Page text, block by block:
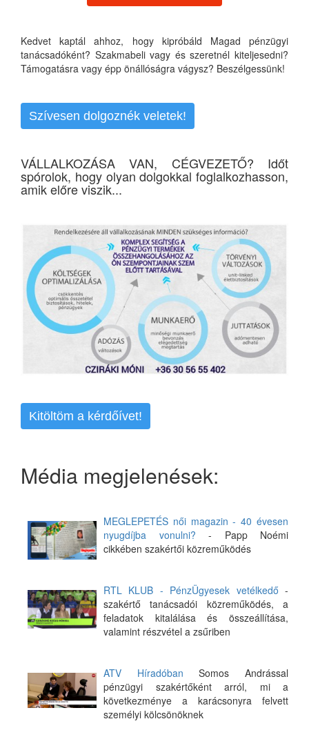
Kedvet kaptál ahhoz, hogy kipróbáld Magad pénzügyi
tanácsadóként? Szakmabeli vagy és szeretnél kiteljesedni?
Támogatásra vagy épp önállóságra vágysz? Beszélgessünk!
Szívesen dolgoznék veletek!
VÁLLALKOZÁSA VAN, CÉGVEZETŐ? Időt
spórolok, hogy olyan dolgokkal foglalkozhasson,
amik előre viszik...
Kitöltöm a kérdőívet!
Média megjelenések:
MEGLEPETÉS női magazin - 40 évesen
nyugdíjba vonulni? - Papp Noémi
cikkében szakértői közreműködés
RTL KLUB - PénzÜgyesek vetélkedő -
szakértő tanácsadói közreműködés, a
feladatok kitalálása és összeállítása,
valamint részvétel a zsűriben
ATV Híradóban Somos Andrással
pénzügyi szakértőként arról, mi a
következménye a karácsonyra felvett
személyi kölcsönöknek